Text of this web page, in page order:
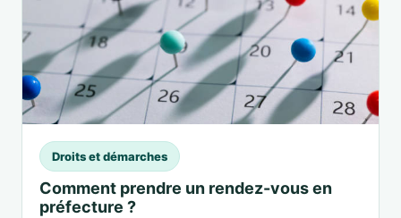
Droits et démarches
Comment prendre un rendez-vous en
préfecture ?